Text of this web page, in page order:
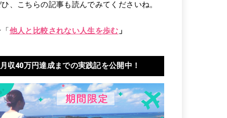
ひ、こちらの記事も読んでみてくださいね。
他人と比較されない人生を歩む 」
月収40万円達成までの実践記を公開中！